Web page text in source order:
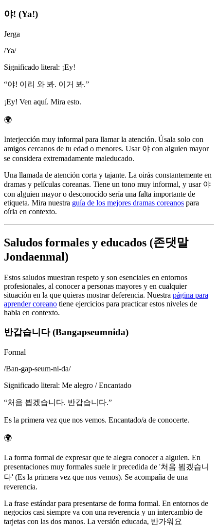
야! (Ya!)
Jerga
/Ya/
Significado literal: ¡Ey!
“야! 이리 와 봐. 이거 봐.”
¡Ey! Ven aquí. Mira esto.
🌍
Interjección muy informal para llamar la atención. Úsala solo con
amigos cercanos de tu edad o menores. Usar 야 con alguien mayor
se considera extremadamente maleducado.
Una llamada de atención corta y tajante. La oirás constantemente en
dramas y películas coreanas. Tiene un tono muy informal, y usar 야
con alguien mayor o desconocido sería una falta importante de
etiqueta. Mira nuestra guía de los mejores dramas coreanos para
oírla en contexto.
Saludos formales y educados (존댓말
Jondaenmal)
Estos saludos muestran respeto y son esenciales en entornos
profesionales, al conocer a personas mayores y en cualquier
situación en la que quieras mostrar deferencia. Nuestra página para
aprender coreano tiene ejercicios para practicar estos niveles de
habla en contexto.
반갑습니다 (Bangapseumnida)
Formal
/Ban-gap-seum-ni-da/
Significado literal: Me alegro / Encantado
“처음 뵙겠습니다. 반갑습니다.”
Es la primera vez que nos vemos. Encantado/a de conocerte.
🌍
La forma formal de expresar que te alegra conocer a alguien. En
presentaciones muy formales suele ir precedida de '처음 뵙겠습니
다' (Es la primera vez que nos vemos). Se acompaña de una
reverencia.
La frase estándar para presentarse de forma formal. En entornos de
negocios casi siempre va con una reverencia y un intercambio de
tarjetas con las dos manos. La versión educada, 반가워요